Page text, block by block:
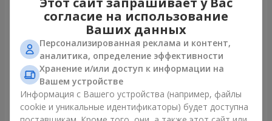
Букет "Крещатик"
6 799 грн
Букет "Мы и лето"
2 666 грн
согласие на использование
Ваших данных
Персонализированная реклама и контент,
аналитика, определение эффективности
Хранение и/или доступ к информации на
Вашем устройстве
Информация с Вашего устройства (например, файлы
cookie и уникальные идентификаторы) будет доступна